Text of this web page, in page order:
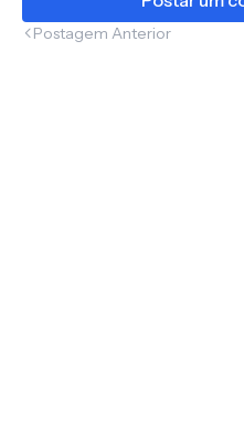
Postagem Anterior